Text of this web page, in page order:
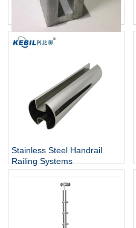
Αλουμινένιο κάγκελο
υαλοπίνακα U
Stainless Steel Handrail
Railing Systems